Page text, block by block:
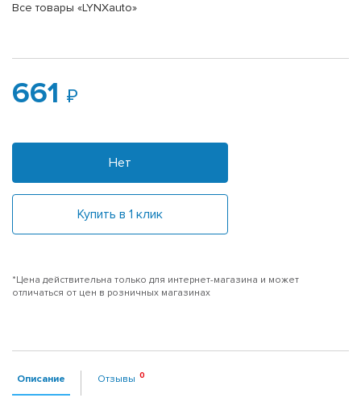
Все товары «LYNXauto»
661
Нет
Купить в 1 клик
*Цена действительна только для интернет-магазина и может
отличаться от цен в розничных магазинах
Описание Отзывы